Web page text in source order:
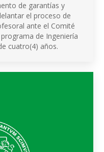
de garantías y
el proceso de
ante el Comité
de Ingeniería
cuatro(4) años.